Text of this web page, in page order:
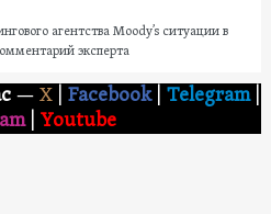
агентства Moody’s ситуации в
эксперта
— X Facebook Telegram|
Youtube